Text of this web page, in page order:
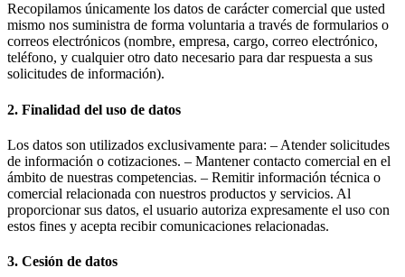
Recopilamos únicamente los datos de carácter comercial que usted
mismo nos suministra de forma voluntaria a través de formularios o
correos electrónicos (nombre, empresa, cargo, correo electrónico,
teléfono, y cualquier otro dato necesario para dar respuesta a sus
solicitudes de información).
2. Finalidad del uso de datos
Los datos son utilizados exclusivamente para: – Atender solicitudes
de información o cotizaciones. – Mantener contacto comercial en el
ámbito de nuestras competencias. – Remitir información técnica o
comercial relacionada con nuestros productos y servicios. Al
proporcionar sus datos, el usuario autoriza expresamente el uso con
estos fines y acepta recibir comunicaciones relacionadas.
3. Cesión de datos